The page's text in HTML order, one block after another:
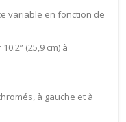
variable en fonction de
(25,9 cm) à
à gauche et à